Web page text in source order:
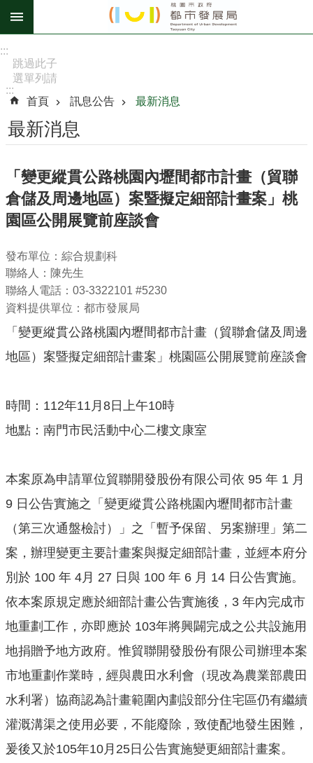
跳到主要內容區塊
階
搜
尋
息
公
告
識
我
們
關
通
務
便
民
服
務
政
府
資
訊
公
開
政
服
專
:::
跳過此子
選單列請
[Enter]，
繼續則按
[Tab]
:::
首頁
訊息公告 最新消息
最新消息
「變更縱貫公路桃園內壢間都市計畫（貿聯
倉儲及周邊地區）案暨擬定細部計畫案」桃
園區公開展覽前座談會
發布單位：綜合規劃科
聯絡人：陳先生
聯絡人電話：03-3322101 #5230
資料提供單位：都市發展局
「變更縱貫公路桃園內壢間都市計畫（貿聯倉儲及周邊
地區）案暨擬定細部計畫案」桃園區公開展覽前座談會
時間：112年11月8日上午10時
地點：南門市民活動中心二樓文康室
本案原為申請單位貿聯開發股份有限公司依 95 年 1 月
9 日公告實施之「變更縱貫公路桃園內壢間都市計畫
（第三次通盤檢討）」之「暫予保留、另案辦理」第二
案，辦理變更主要計畫案與擬定細部計畫，並經本府分
別於 100 年 4月 27 日與 100 年 6 月 14 日公告實施。
依本案原規定應於細部計畫公告實施後，3 年內完成市
地重劃工作，亦即應於 103年將興闢完成之公共設施用
地捐贈予地方政府。惟貿聯開發股份有限公司辦理本案
市地重劃作業時，經與農田水利會（現改為農業部農田
水利署）協商認為計畫範圍內劃設部分住宅區仍有繼續
灌溉溝渠之使用必要，不能廢除，致使配地發生困難，
爰後又於105年10月25日公告實施變更細部計畫案。